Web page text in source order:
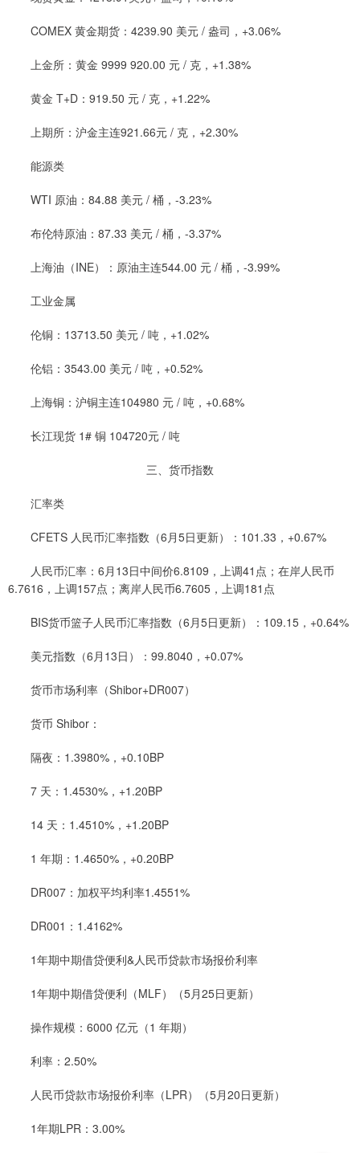
COMEX 黄金期货：4239.90 美元 / 盎司，+3.06%
上金所：黄金 9999 920.00 元 / 克，+1.38%
黄金 T+D：919.50 元 / 克，+1.22%
上期所：沪金主连921.66元 / 克，+2.30%
能源类
WTI 原油：84.88 美元 / 桶，-3.23%
布伦特原油：87.33 美元 / 桶，-3.37%
上海油（INE）：原油主连544.00 元 / 桶，-3.99%
工业金属
伦铜：13713.50 美元 / 吨，+1.02%
伦铝：3543.00 美元 / 吨，+0.52%
上海铜：沪铜主连104980 元 / 吨，+0.68%
长江现货 1# 铜 104720元 / 吨
三、货币指数
汇率类
CFETS 人民币汇率指数（6月5日更新）：101.33，+0.67%
人民币汇率：6月13日中间价6.8109，上调41点；在岸人民币
6.7616，上调157点；离岸人民币6.7605，上调181点
BIS货币篮子人民币汇率指数（6月5日更新）：109.15，+0.64%
美元指数（6月13日）：99.8040，+0.07%
货币市场利率（Shibor+DR007）
货币 Shibor：
隔夜：1.3980%，+0.10BP
7 天：1.4530%，+1.20BP
14 天：1.4510%，+1.20BP
1 年期：1.4650%，+0.20BP
DR007：加权平均利率1.4551%
DR001：1.4162%
1年期中期借贷便利&人民币贷款市场报价利率
1年期中期借贷便利（MLF）（5月25日更新）
操作规模：6000 亿元（1 年期）
利率：2.50%
人民币贷款市场报价利率（LPR）（5月20日更新）
1年期LPR：3.00%